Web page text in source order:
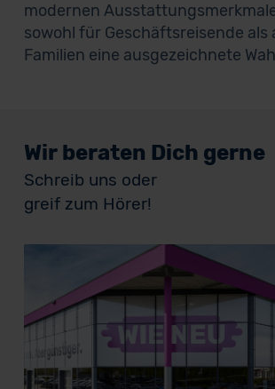
modernen
sowohl für Geschäftsreisende als
Familien eine ausgezeichnete
Wir beraten Dich gerne
Schreib uns oder
greif zum Hörer!